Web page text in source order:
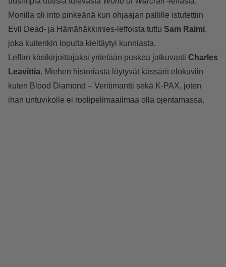
Monilla oli into pinkeänä kun ohjaajan pallille istutettiin
Evil Dead- ja Hämähäkkimies-leffoista tuttu Sam Raimi,
joka kuitenkin lopulta kieltäytyi kunniasta.
Leffan käsikirjoittajaksi yritetään puskea jatkuvasti Charles
Leavittia. Miehen historiasta löytyvät kässärit elokuviin
kuten Blood Diamond – Veritimantti sekä K-PAX, joten
ihan untuvikolle ei roolipelimaailmaa olla ojentamassa.